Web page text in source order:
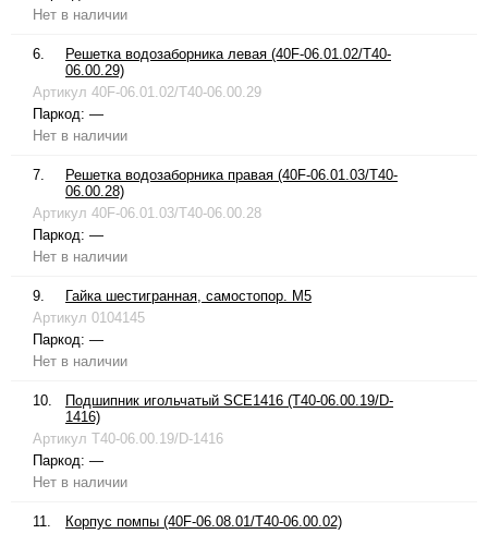
Нет в наличии
6.
Решетка водозаборника левая (40F-06.01.02/T40-
06.00.29)
Артикул 40F-06.01.02/T40-06.00.29
Паркод: —
Нет в наличии
7.
Решетка водозаборника правая (40F-06.01.03/T40-
06.00.28)
Артикул 40F-06.01.03/T40-06.00.28
Паркод: —
Нет в наличии
9.
Гайка шестигранная, самостопор. М5
Артикул 0104145
Паркод: —
Нет в наличии
10.
Подшипник игольчатый SCE1416 (T40-06.00.19/D-
1416)
Артикул T40-06.00.19/D-1416
Паркод: —
Нет в наличии
11.
Корпус помпы (40F-06.08.01/T40-06.00.02)